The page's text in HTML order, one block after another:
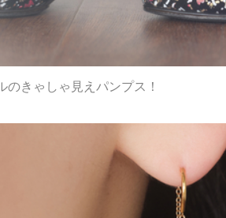
きゃしゃ見えパンプス！